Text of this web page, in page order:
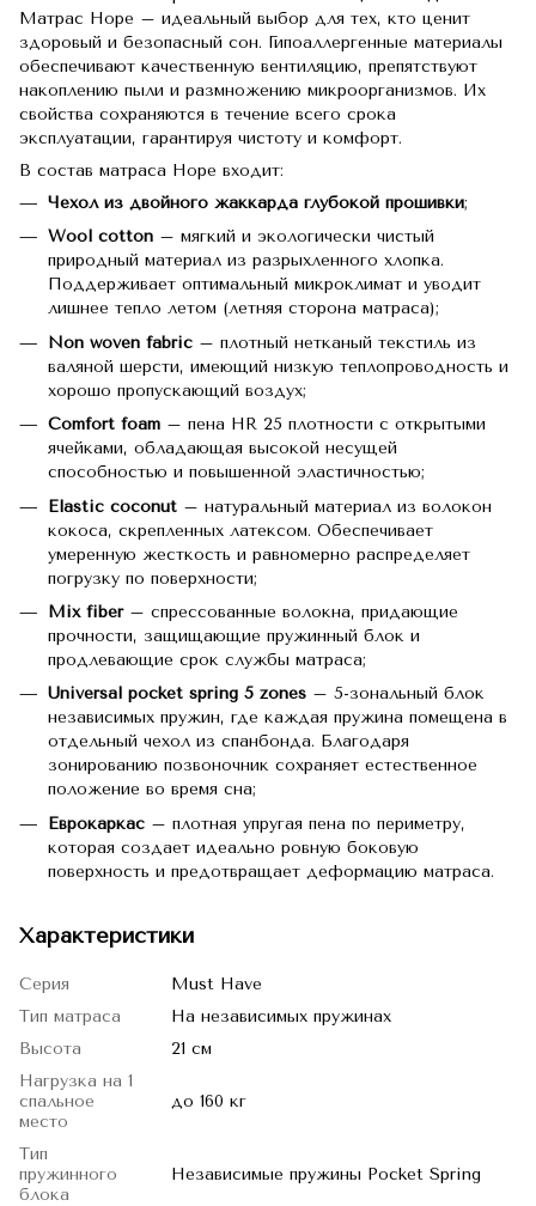
Матрас Hope – идеальный выбор для тех, кто ценит
здоровый и безопасный сон. Гипоаллергенные материалы
обеспечивают качественную вентиляцию, препятствуют
накоплению пыли и размножению микроорганизмов. Их
свойства сохраняются в течение всего срока
эксплуатации, гарантируя чистоту и комфорт.
В состав матраса Hope входит:
Чехол из двойного жаккарда глубокой прошивки;
Wool cotton – мягкий и экологически чистый
природный материал из разрыхленного хлопка.
Поддерживает оптимальный микроклимат и уводит
лишнее тепло летом (летняя сторона матраса);
Non woven fabric – плотный нетканый текстиль из
валяной шерсти, имеющий низкую теплопроводность и
хорошо пропускающий воздух;
Comfort foam – пена HR 25 плотности с открытыми
ячейками, обладающая высокой несущей
способностью и повышенной эластичностью;
Elastic coconut – натуральный материал из волокон
кокоса, скрепленных латексом. Обеспечивает
умеренную жесткость и равномерно распределяет
погрузку по поверхности;
Mix fiber – спрессованные волокна, придающие
прочности, защищающие пружинный блок и
продлевающие срок службы матраса;
Universal pocket spring 5 zones – 5-зональный блок
независимых пружин, где каждая пружина помещена в
отдельный чехол из спанбонда. Благодаря
зонированию позвоночник сохраняет естественное
положение во время сна;
Еврокаркас – плотная упругая пена по периметру,
которая создает идеально ровную боковую
поверхность и предотвращает деформацию матраса.
Характеристики
Серия
Must Have
Тип матраса
На независимых пружинах
Высота
21 см
Нагрузка на 1
спальное
место
до 160 кг
Тип
пружинного
блока
Независимые пружины Pocket Spring